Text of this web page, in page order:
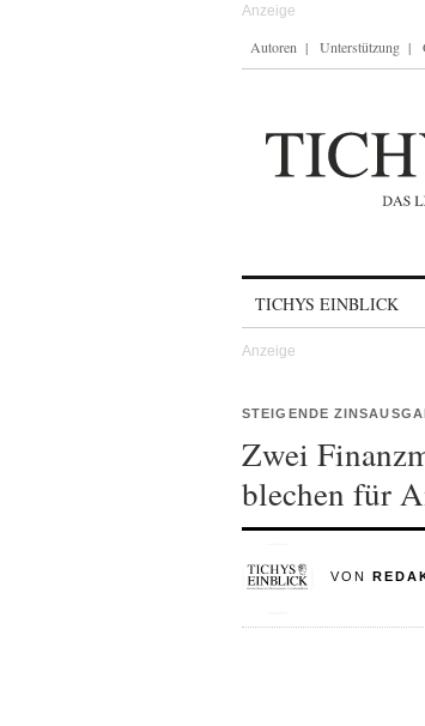
Autoren Unterstützung
TICHYS EINBLICK
STEIGENDE
Zwei
blechen für
VON